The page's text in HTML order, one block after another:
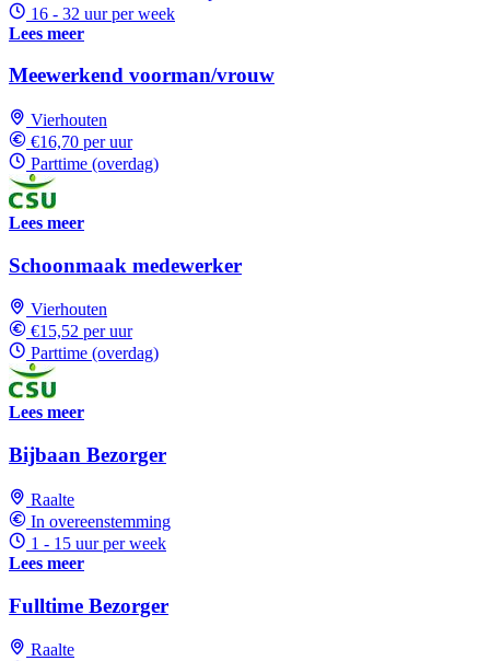
16 - 32 uur per week
Lees meer
Meewerkend voorman/vrouw
Vierhouten
€16,70 per uur
Parttime (overdag)
Lees meer
Schoonmaak medewerker
Vierhouten
€15,52 per uur
Parttime (overdag)
Lees meer
Bijbaan Bezorger
Raalte
In overeenstemming
1 - 15 uur per week
Lees meer
Fulltime Bezorger
Raalte